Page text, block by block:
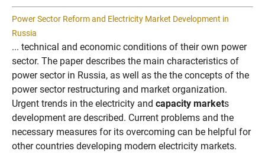
Power Sector Reform and Electricity Market Development in
Russia
... technical and economic conditions of their own power
sector. The paper describes the main characteristics of
power sector in Russia, as well as the the concepts of the
power sector restructuring and market organization.
Urgent trends in the electricity and capacity markets
development are described. Current problems and the
necessary measures for its overcoming can be helpful for
other countries developing modern electricity markets.